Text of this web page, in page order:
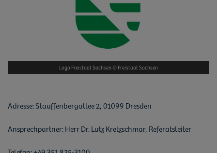
Logo Freistaat Sachsen © Freistaat Sachsen
Adresse: Stauffenbergallee 2, 01099 Dresden
Ansprechpartner: Herr Dr. Lutz Kretzschmar, Referatsleiter